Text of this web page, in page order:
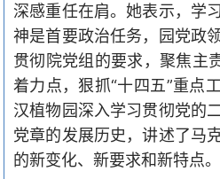
深感重任在肩。 她表示，学
神是首要政治任务，园党政
贯彻院党组的要求，聚焦主
着力点，狠抓“十四五”重点
汉植物园深入学习贯彻党的
党章的发展历史，讲述了马
的新变化、新要求和新特点。